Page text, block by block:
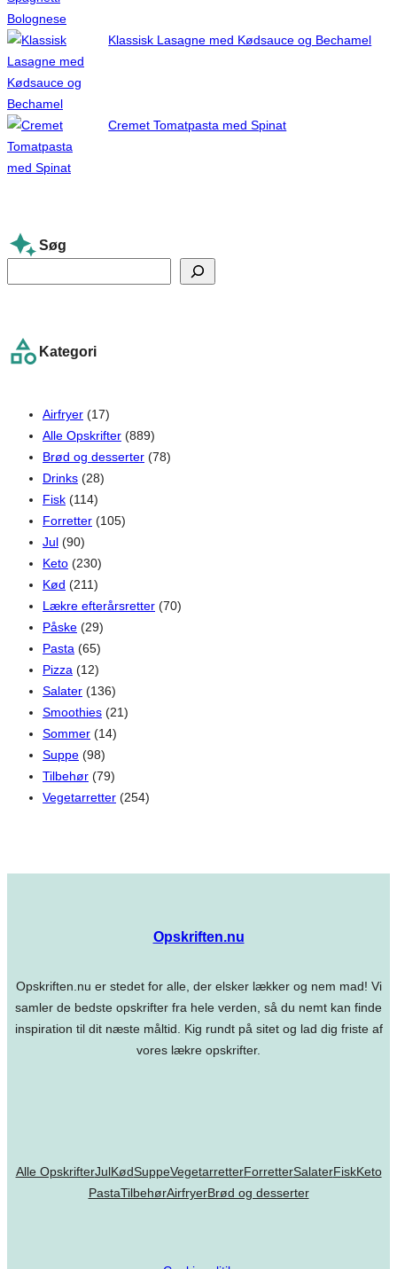
Klassisk Lasagne med Kødsauce og Bechamel
Cremet Tomatpasta med Spinat
Søg
e
c
Kategori
Airfryer (17)
Alle Opskrifter (889)
Brød og desserter (78)
Drinks (28)
Fisk (114)
Forretter (105)
Jul (90)
Keto (230)
Kød (211)
Lækre efterårsretter (70)
Påske (29)
Pasta (65)
Pizza (12)
Salater (136)
Smoothies (21)
Sommer (14)
Suppe (98)
Tilbehør (79)
Vegetarretter (254)
Opskriften.nu
Opskriften.nu er stedet for alle, der elsker lækker og nem mad! Vi
samler de bedste opskrifter fra hele verden, så du nemt kan finde
inspiration til dit næste måltid. Kig rundt på sitet og lad dig friste af
vores lækre opskrifter.
Alle OpskrifterJulKødSuppeVegetarretterForretterSalaterFiskKeto
PastaTilbehørAirfryerBrød og desserter